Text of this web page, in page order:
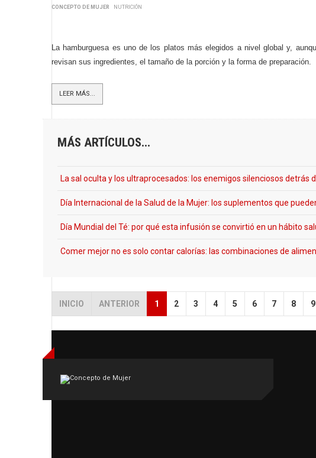
CONCEPTO DE MUJER NUTRICIÓN
La hamburguesa es uno de los platos más elegidos a nivel global y,
revisan sus ingredientes, el tamaño de la porción y la forma de preparación.
LEER MÁS...
MÁS ARTÍCULOS...
La sal oculta y los ultraprocesados: los enemigos silenciosos detrás
Día Internacional de la Salud de la Mujer: los suplementos que
Día Mundial del Té: por qué esta infusión se convirtió en un hábito
Comer mejor no es solo contar calorías: las combinaciones de
INICIO ANTERIOR 1 2 3 4 5 6 7 8 9